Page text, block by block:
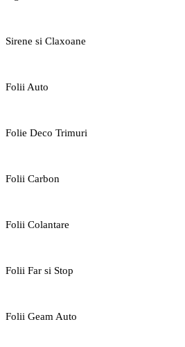
Sirene si Claxoane
Folii Auto
Folie Deco Trimuri
Folii Carbon
Folii Colantare
Folii Far si Stop
Folii Geam Auto